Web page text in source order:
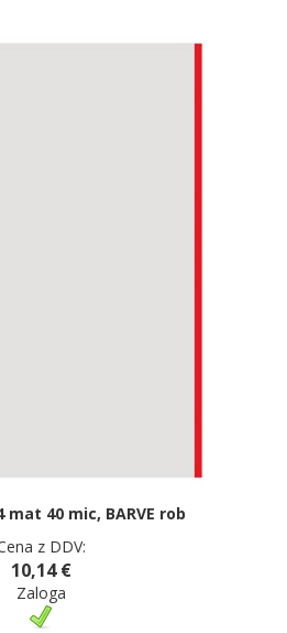
mat 40 mic, BARVE rob
z DDV:
10,14 €
Zaloga